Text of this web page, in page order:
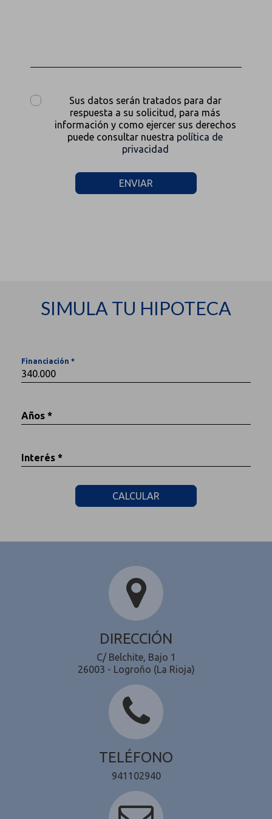
Sus datos serán tratados para dar
respuesta a su solicitud, para más
información y como ejercer sus derechos
puede consultar nuestra política de
privacidad
ENVIAR
SIMULA TU HIPOTECA
Financiación *
Años *
Interés *
CALCULAR
DIRECCIÓN
C/ Belchite, Bajo 1
26003 - Logroño (La Rioja)
TELÉFONO
941102940